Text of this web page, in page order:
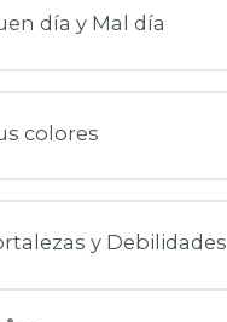
día y Mal día
colores
y Debilidades